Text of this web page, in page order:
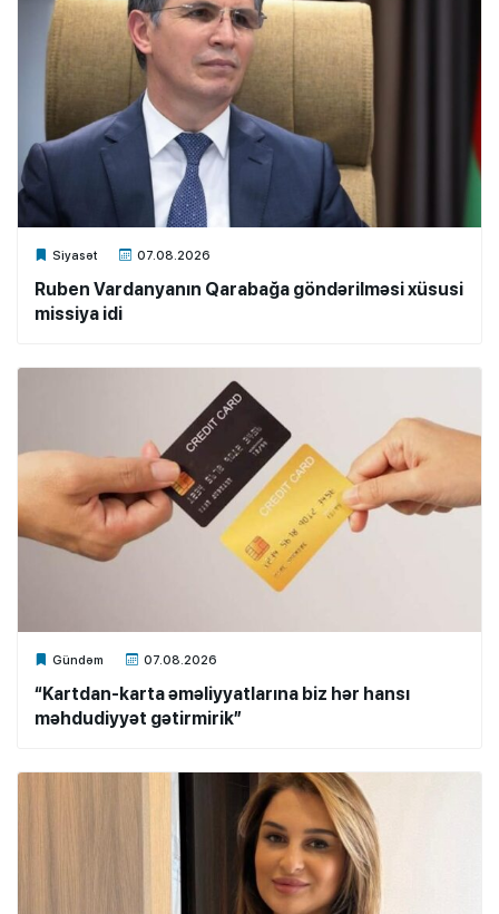
Siyasət 07.08.2026
Xalq.Online
Ruben Vardanyanın Qarabağa göndərilməsi xüsusi
missiya idi
Gündəm 07.08.2026
Xalq.Online
“Kartdan-karta əməliyyatlarına biz hər hansı
məhdudiyyət gətirmirik”